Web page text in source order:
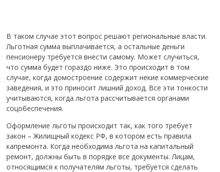
В таком случае этот вопрос решают региональные власти.
Льготная сумма выплачивается, а остальные деньги
пенсионеру требуется внести самому. Может случиться,
что сумма будет гораздо ниже. Это происходит в том
случае, когда домостроение содержит некие коммерческие
заведения, и это приносит лишний доход. Все эти тонкости
учитываются, когда льгота рассчитывается органами
соцобеспечения.
Оформление льготы происходит так, как того требует
закон – Жилищный кодекс РФ, в котором есть правила
капремонта. Когда необходима льгота на капитальный
ремонт, должны быть в порядке все документы. Лицам,
относящимся к получателям льготы, требуется сделать